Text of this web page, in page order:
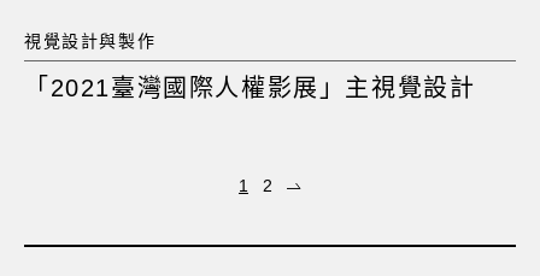
視覺設計與製作
「2021臺灣國際人權影展」主視覺設計
1 2